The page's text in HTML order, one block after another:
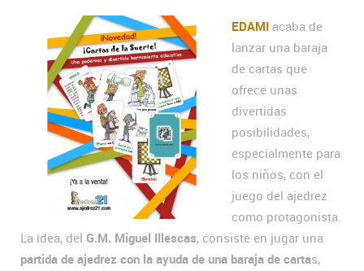
EDAMI acaba de
lanzar una baraja
de cartas que
ofrece unas
divertidas
posibilidades,
especialmente para
los niños, con el
juego del ajedrez
como protagonista.
La idea, del G.M. Miguel Illescas, consiste en jugar una
partida de ajedrez con la ayuda de una baraja de cartas,